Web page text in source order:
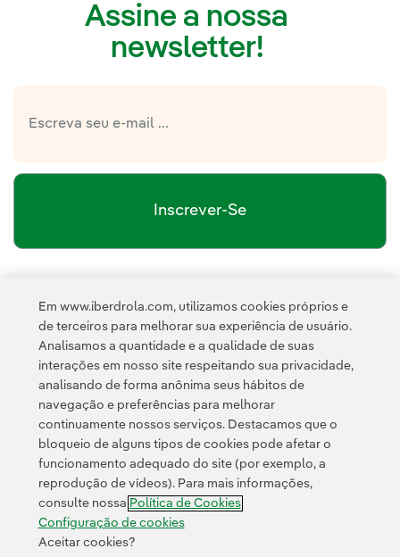
Assine a nossa
newsletter!
Inscrever-Se
Esta página é protegida pelo reCAPTCHA e pela Política de
Privacidade
Termos de Serviço do Google
Contato Clientes Política de Privacidade Informação legal
Transparência no uso da IA Política de cookies
Acessibilidade
Em www.iberdrola.com, utilizamos cookies próprios e
de terceiros para melhorar sua experiência de usuário.
Analisamos a quantidade e a qualidade de suas
interações em nosso site respeitando sua privacidade,
analisando de forma anônima seus hábitos de
navegação e preferências para melhorar
continuamente nossos serviços. Destacamos que o
bloqueio de alguns tipos de cookies pode afetar o
funcionamento adequado do site (por exemplo, a
reprodução de vídeos). Para mais informações,
consulte nossa Política de Cookies
Configuração de cookies
Aceitar cookies?